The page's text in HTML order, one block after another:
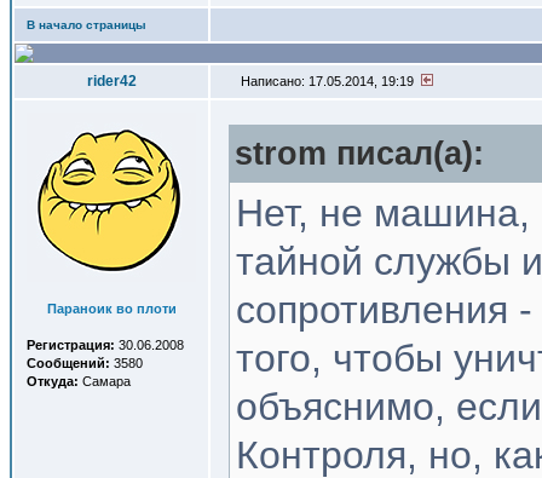
В начало страницы
rider42 Написано: 17.05.2014, 19:19
Параноик во плоти
Регистрация: 30.06.2008
Сообщений: 3580
Откуда: Самара
strom писал(a):
Нет, не машина,
тайной службы
сопротивления
того, чтобы
объяснимо,
Контроля, но,